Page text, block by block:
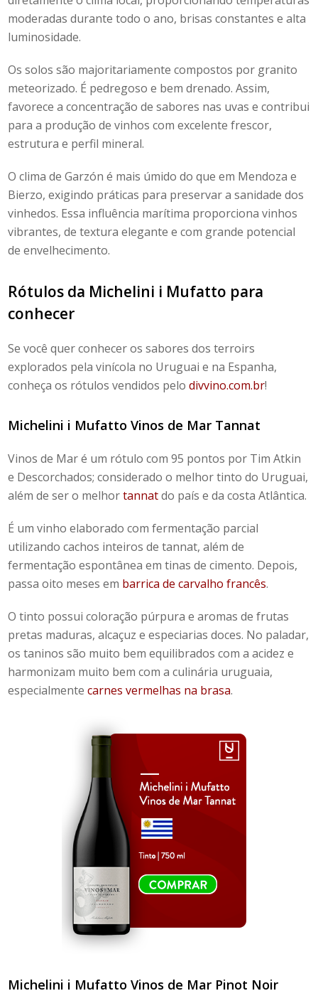
moderadas durante todo o ano, brisas constantes e alta
luminosidade.
Os solos são majoritariamente compostos por granito
meteorizado. É pedregoso e bem drenado. Assim,
favorece a concentração de sabores nas uvas e contribui
para a produção de vinhos com excelente frescor,
estrutura e perfil mineral.
O clima de Garzón é mais úmido do que em Mendoza e
Bierzo, exigindo práticas para preservar a sanidade dos
vinhedos. Essa influência marítima proporciona vinhos
vibrantes, de textura elegante e com grande potencial
de envelhecimento.
Rótulos da Michelini i Mufatto para
conhecer
Se você quer conhecer os sabores dos terroirs
explorados pela vinícola no Uruguai e na Espanha,
conheça os rótulos vendidos pelodivvino.com.br!
Michelini i Mufatto Vinos de Mar Tannat
Vinos de Mar é um rótulo com 95 pontos por Tim Atkin
e Descorchados; considerado o melhor tinto do Uruguai,
além de ser o melhortannatdo país e da costa Atlântica.
É um vinho elaborado com fermentação parcial
utilizando cachos inteiros de tannat, além de
fermentação espontânea em tinas de cimento. Depois,
passa oito meses em barrica de carvalho francês.
O tinto possui coloração púrpura e aromas de frutas
pretas maduras, alcaçuz e especiarias doces. No paladar,
os taninos são muito bem equilibrados com a acidez e
harmonizam muito bem com a culinária uruguaia,
especialmentecarnes vermelhas na brasa.
Michelini i Mufatto Vinos de Mar Pinot Noir